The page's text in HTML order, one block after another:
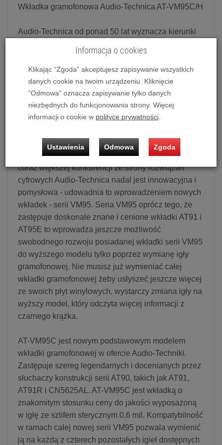
Wkładka gramofonowa Audio-Technica AT-VM95C/H
Audio-Technica od ponad 50 lat wyznacza kierunki
oferuje ogromną gamę wkładek gramofonowych,
które reprezentują wiele lat nieustających prac
badawczo-rozwojowych mających na celu
dostarczanie jak najlepszych produktów dla
miłośników czarnej płyty.
zmianę swoich podstawowych modeli, co pokazuje
jak dobre i ponadczasowe są to produkty. Mimo
coraz większej konkurencji ze strony rozwiązań
cyfrowych Audio-Technica nadal jest innowacyjna i
pomysłowa - udowadnia to wprowadzeniem nowych
wkładek - serii VM95. Seria VM95 oprócz tego, że
zastępuje doskonale znane i cenione wkładki AT91 i
AT95E to wprowadza jeszcze możliwość
swobodnego rozwoju posiadanej wkładki serii VM95
do wyższego modelu tylko poprzez wymianę igły
gramofonowej. Nie musisz już wymieniać całej
wkładki gramofonowej żeby usłyszeć jeszcze więcej
ze swoich płyt winylowych, wystarczy zmiana igły na
wyższy model, który odczyta więcej informacji z
czarnego krążka.
AT-VM95C jest nowym podstawowym modelem
wkładki gramofonowej w ofercie Audio-Techniki.
Zastępuje szereg legendarnych i docenianych przez
słuchaczy konstrukcji serii AT90, takich jak AT91,
AT91R i CN5625AL. AT-VM95C jest wkładką o
znakomitym stosunku ceny do jakości wyposażoną
w igłę ze szlifem sferycznym 0,6 mil. Kompatybilność
w ramach całej nowej serii VM95 pozwala wymienić
ją na każdą z czterech pozostałych igieł dostępnych
Informacja o cookies
Klikając “Zgoda” akceptujesz zapisywanie wszystkich
danych cookie na twoim urządzeniu. Kliknięcie
“Odmowa” oznacza zapisywanie tylko danych
niezbędnych do funkcjonowania strony. Więcej
informacji o cookie w polityce prywatności.
Ustawienia Odmowa Zgoda